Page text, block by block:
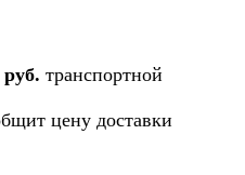
руб. транспортной
цену доставки